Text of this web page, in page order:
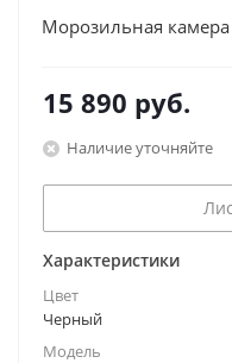
Морозильная
15 890 руб.
Наличие уточняйте
Характеристики
Цвет
Черный
Модель